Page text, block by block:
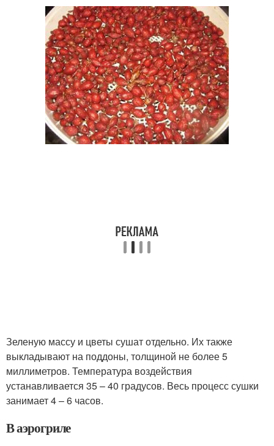
Зеленую массу и цветы сушат отдельно. Их также
выкладывают на поддоны, толщиной не более 5
миллиметров. Температура воздействия
устанавливается 35 – 40 градусов. Весь процесс сушки
занимает 4 – 6 часов.
В аэрогриле